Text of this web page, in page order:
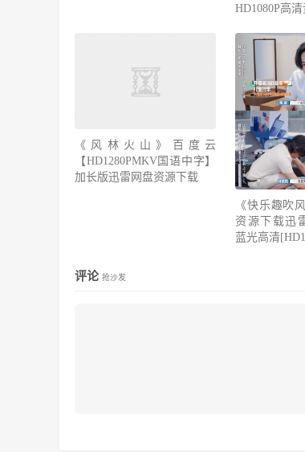
HD1080P高
《风林火山》百度云
【HD1280PMKV国语中字】
加长版迅雷网盘资源下载
《快乐趣吹
资源下载迅
蓝光高清
评论 抢沙发